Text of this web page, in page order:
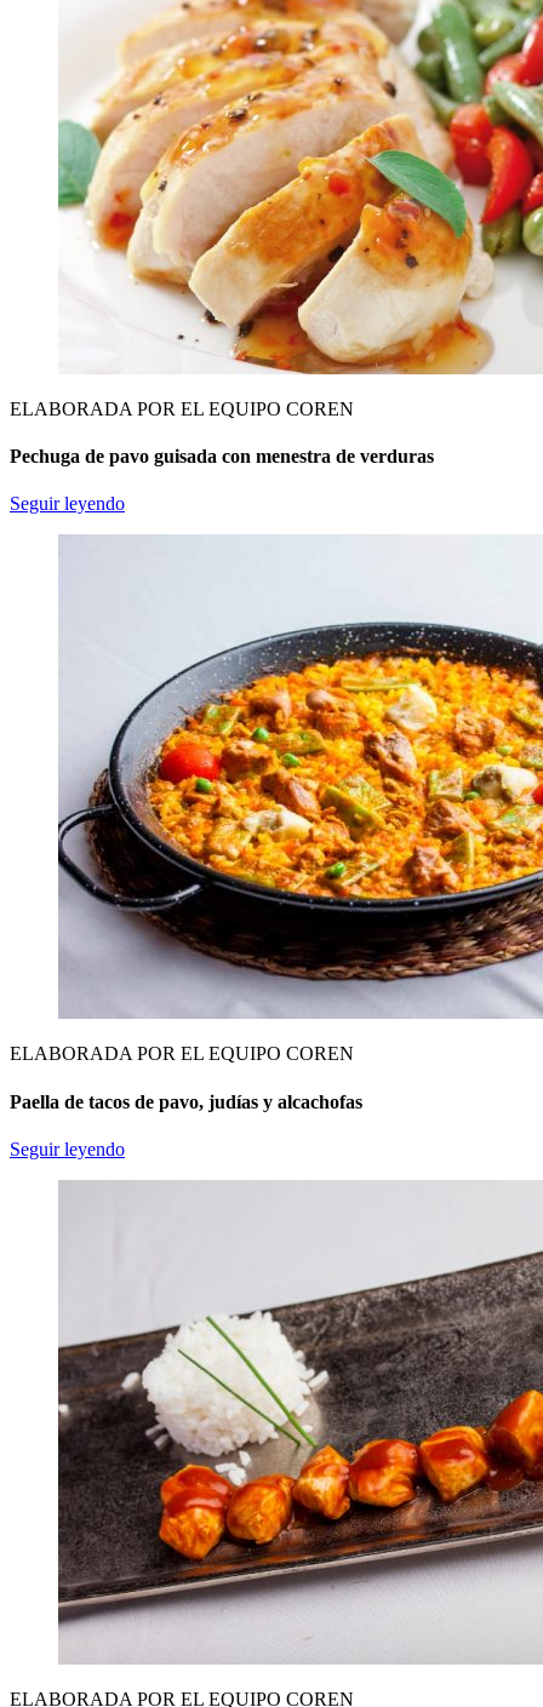
ELABORADA POR EL EQUIPO COREN
Pechuga de pavo guisada con menestra de verduras
Seguir leyendo
ELABORADA POR EL EQUIPO COREN
Paella de tacos de pavo, judías y alcachofas
Seguir leyendo
ELABORADA POR EL EQUIPO COREN